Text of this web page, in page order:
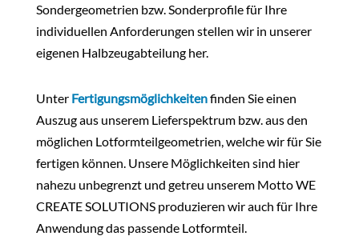
Sondergeometrien bzw. Sonderprofile für Ihre
individuellen Anforderungen stellen wir in unserer
eigenen Halbzeugabteilung her.
Unter Fertigungsmöglichkeitenfinden Sie einen
Auszug aus unserem Lieferspektrum bzw. aus den
möglichen Lotformteilgeometrien, welche wir für Sie
fertigen können. Unsere Möglichkeiten sind hier
nahezu unbegrenzt und getreu unserem Motto WE
CREATE SOLUTIONS produzieren wir auch für Ihre
Anwendung das passende Lotformteil.